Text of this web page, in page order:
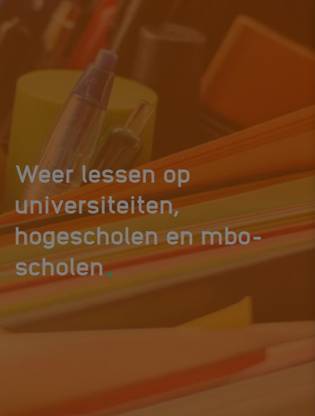
Weer lessen op
universiteiten,
hogescholen en mbo-
scholen.